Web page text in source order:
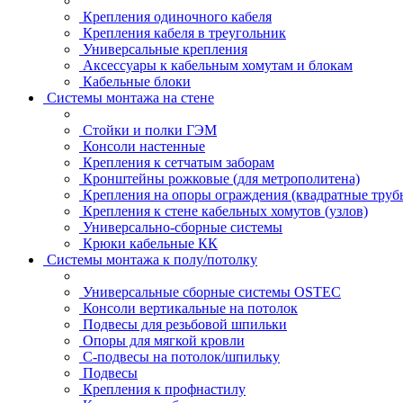
Крепления одиночного кабеля
Крепления кабеля в треугольник
Универсальные крепления
Аксессуары к кабельным хомутам и блокам
Кабельные блоки
Системы монтажа на стене
Стойки и полки ГЭМ
Консоли настенные
Крепления к сетчатым заборам
Кронштейны рожковые (для метрополитена)
Крепления на опоры ограждения (квадратные
Крепления к стене кабельных хомутов (узлов)
Универсально-сборные системы
Крюки кабельные КК
Системы монтажа к полу/потолку
Универсальные сборные системы OSTEC
Консоли вертикальные на потолок
Подвесы для резьбовой шпильки
Опоры для мягкой кровли
С-подвесы на потолок/шпильку
Подвесы
Крепления к профнастилу